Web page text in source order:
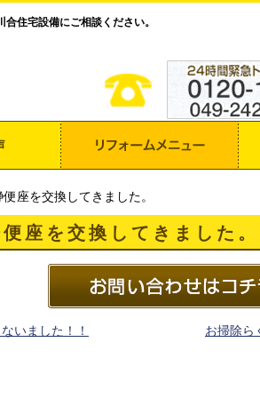
住宅設備にご相談ください。
座を交換してきました。
座を交換してきました。
いました！！ お掃除ら